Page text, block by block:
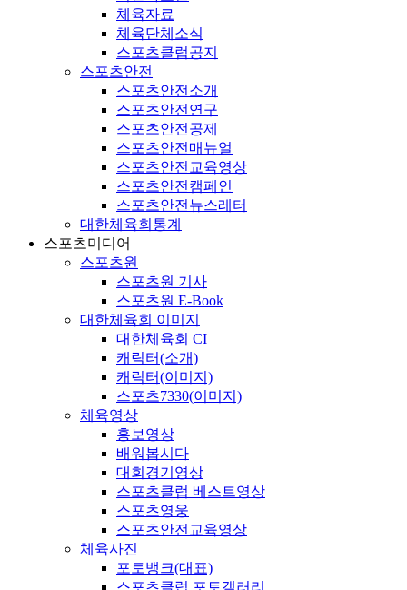
체육자료
체육단체소식
스포츠클럽공지
스포츠안전
스포츠안전소개
스포츠안전연구
스포츠안전공제
스포츠안전매뉴얼
스포츠안전교육영상
스포츠안전캠페인
스포츠안전뉴스레터
대한체육회통계
스포츠미디어
스포츠원
스포츠원 기사
스포츠원 E-Book
대한체육회 이미지
대한체육회 CI
캐릭터(소개)
캐릭터(이미지)
스포츠7330(이미지)
체육영상
홍보영상
배워봅시다
대회경기영상
스포츠클럽 베스트영상
스포츠영웅
스포츠안전교육영상
체육사진
포토뱅크(대표)
스포츠클럽 포토갤러리